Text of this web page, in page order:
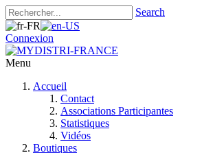
Search
Connexion
Menu
Accueil
Contact
Associations Participantes
Statistiques
Vidéos
Boutiques